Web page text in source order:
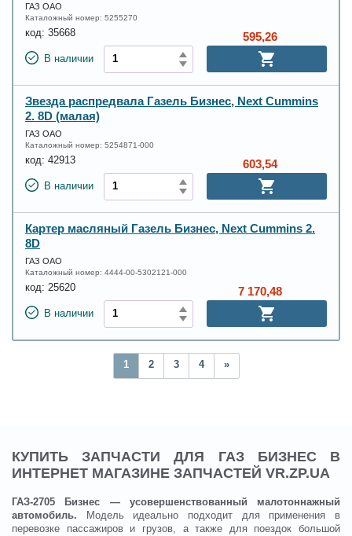
ГАЗ ОАО
Каталожный номер: 5255270
код: 35668
В наличии
595,26
Звезда распредвала Газель Бизнес, Next Cummins
2. 8D (малая)
ГАЗ ОАО
Каталожный номер: 5254871-000
код: 42913
В наличии
603,54
Картер масляный Газель Бизнес, Next Cummins 2.
8D
ГАЗ ОАО
Каталожный номер: 4444-00-5302121-000
код: 25620
В наличии
7 170,48
1 2 3 4 »
КУПИТЬ ЗАПЧАСТИ ДЛЯ ГАЗ БИЗНЕС В
ИНТЕРНЕТ МАГАЗИНЕ ЗАПЧАСТЕЙ VR.ZP.UA
ГАЗ-2705 Бизнес — усовершенствованный малотоннажный
автомобиль. Модель идеально подходит для применения в
перевозке пассажиров и грузов, а также для поездок большой